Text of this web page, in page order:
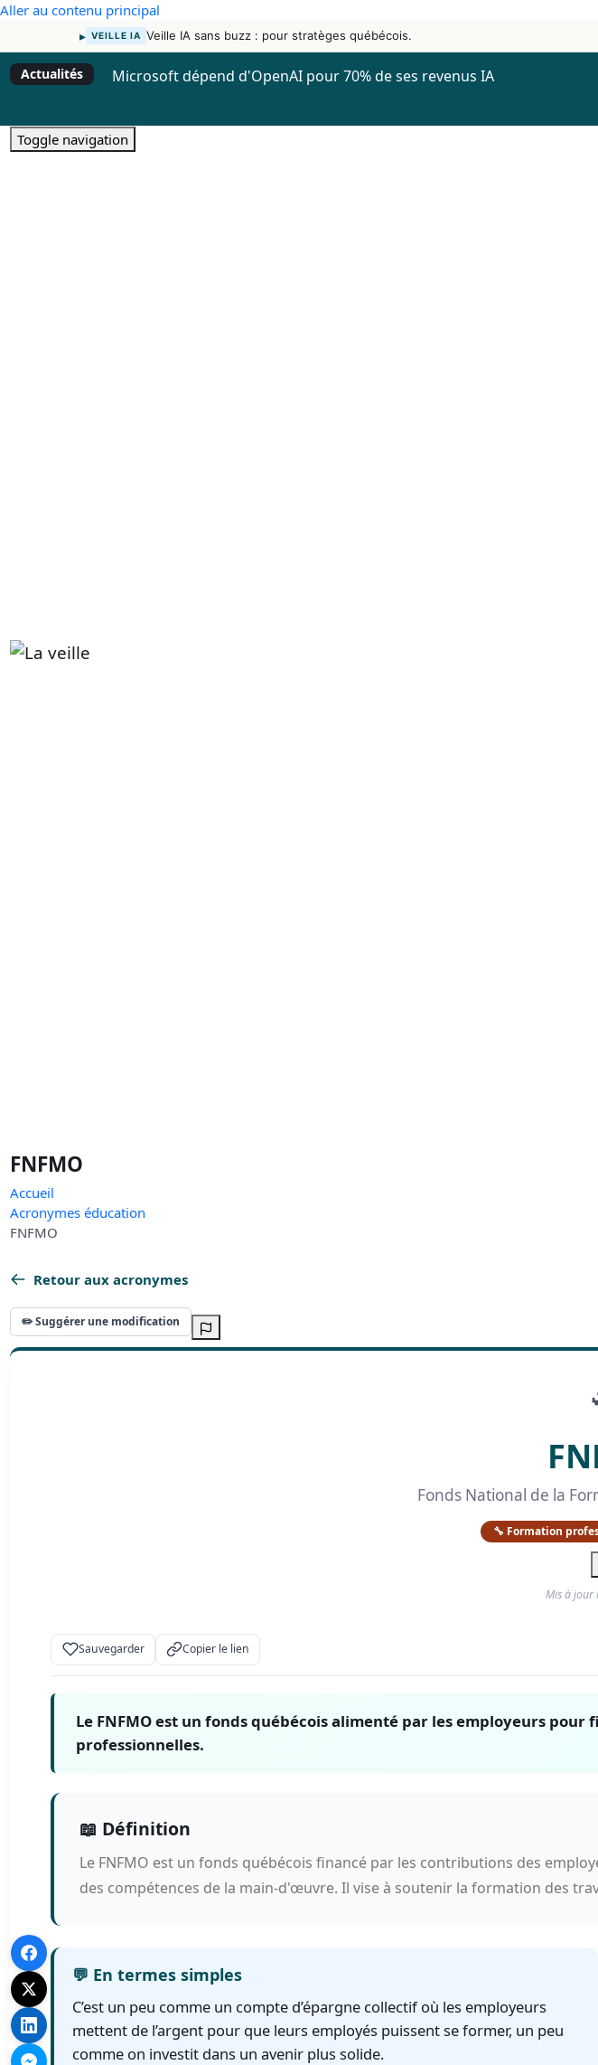
Aller au contenu principal
▸ VEILLE IA Veille IA sans buzz : pour stratèges québécois.
Actualités Microsoft dépend d'OpenAI pour 70% de ses revenus IA
Toggle navigation
FNFMO
Accueil
Acronymes éducation
FNFMO
Retour aux acronymes
✏️ Suggérer une modification
Fonds National de la
🔧 Formation
Mis à jour
Sauvegarder Copier le lien
Le FNFMO est un fonds québécois alimenté par les employeurs
professionnelles.
📖 Définition
Le FNFMO est un fonds québécois financé par les contributions des
des compétences de la main-d'œuvre. Il vise à soutenir la formation des
💬 En termes simples
C’est un peu comme un compte d’épargne collectif où les employeurs
mettent de l’argent pour que leurs employés puissent se former, un peu
comme on investit dans un avenir plus solide.